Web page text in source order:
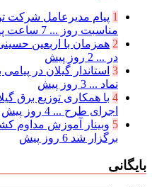
1 پیام مدیرعامل شركت
مناسبت روز ... 7 ساعت پیش
2 همزمان با اربعین
در ... 2 روز پیش
3 استاندار گیلان در
نماد ... 3 روز پیش
4 با همکاری توزیع برق
اجرای طرح ... 4 روز پیش
5 وبینار آموزش مداوم
برگزار شد 6 روز پیش
بایگانی